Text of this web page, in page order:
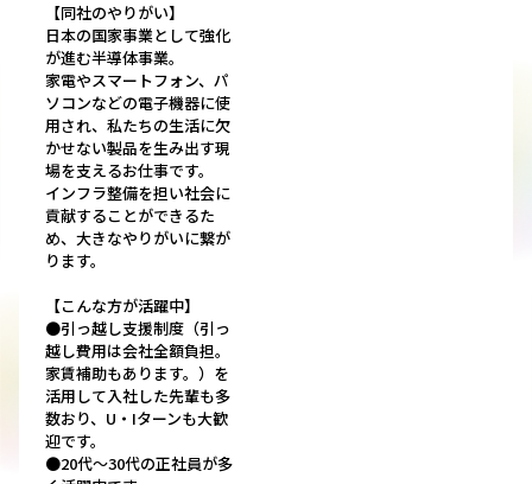
【同社のやりがい】
日本の国家事業として強化
が進む半導体事業。
家電やスマートフォン、パ
ソコンなどの電子機器に使
用され、私たちの生活に欠
かせない製品を生み出す現
場を支えるお仕事です。
インフラ整備を担い社会に
貢献することができるた
め、大きなやりがいに繋が
ります。
【こんな方が活躍中】
●引っ越し支援制度（引っ
越し費用は会社全額負担。
家賃補助もあります。）を
活用して入社した先輩も多
数おり、U・Iターンも大歓
迎です。
●20代～30代の正社員が多